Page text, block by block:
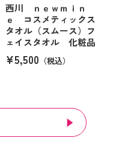
西川 ｎｅｗｍｉｎ
ｅ コスメティックス
タオル（スムース）フ
ェイスタオル 化粧品
¥5,500 （税込）